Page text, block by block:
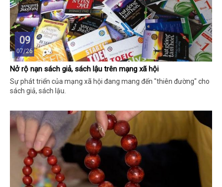
09
07/26
Nở rộ nạn sách giả, sách lậu trên mạng xã hội
Sự phát triển của mạng xã hội đang mang đến "thiên đường" cho
sách giả, sách lậu.